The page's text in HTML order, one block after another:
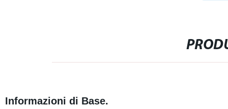
Informazioni di Base.